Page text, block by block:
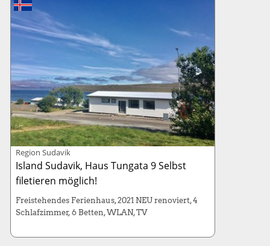
Region Sudavik
Island Sudavik, Haus Tungata 9 Selbst
filetieren möglich!
Freistehendes Ferienhaus, 2021 NEU renoviert, 4
Schlafzimmer, 6 Betten, WLAN, TV
Haus: 115m- (6 Betten / 4 Schlafzimmer)